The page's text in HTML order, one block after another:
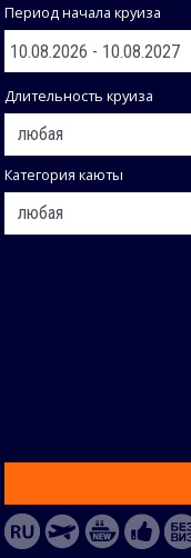
Период начала круиза
Длительность круиза
Категория каюты